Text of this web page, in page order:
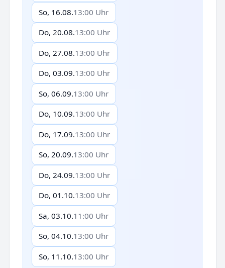
So, 16.08.13:00 Uhr
Do, 20.08.13:00 Uhr
Do, 27.08.13:00 Uhr
Do, 03.09.13:00 Uhr
So, 06.09.13:00 Uhr
Do, 10.09.13:00 Uhr
Do, 17.09.13:00 Uhr
So, 20.09.13:00 Uhr
Do, 24.09.13:00 Uhr
Do, 01.10.13:00 Uhr
Sa, 03.10.11:00 Uhr
So, 04.10.13:00 Uhr
So, 11.10.13:00 Uhr